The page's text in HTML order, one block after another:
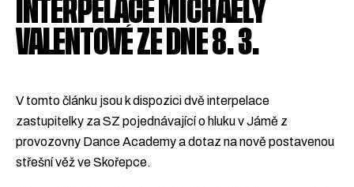
INTERPELACE MICHAELY
VALENTOVÉ ZE DNE 8. 3.
V tomto článku jsou k dispozici dvě interpelace
zastupitelky za SZ pojednávající o hluku v Jámě z
provozovny Dance Academy a dotaz na nově postavenou
střešní věž ve Skořepce.